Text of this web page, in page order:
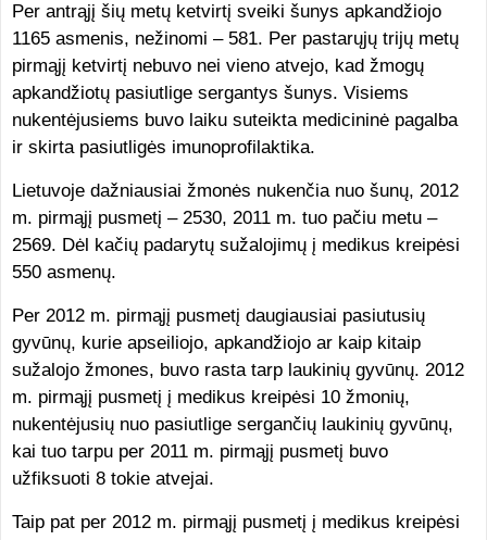
Per antrąjį šių metų ketvirtį sveiki šunys apkandžiojo
1165 asmenis, nežinomi – 581. Per pastarųjų trijų metų
pirmąjį ketvirtį nebuvo nei vieno atvejo, kad žmogų
apkandžiotų pasiutlige sergantys šunys. Visiems
nukentėjusiems buvo laiku suteikta medicininė pagalba
ir skirta pasiutligės imunoprofilaktika.
Lietuvoje dažniausiai žmonės nukenčia nuo šunų, 2012
m. pirmąjį pusmetį – 2530, 2011 m. tuo pačiu metu –
2569. Dėl kačių padarytų sužalojimų į medikus kreipėsi
550 asmenų.
Per 2012 m. pirmąjį pusmetį daugiausiai pasiutusių
gyvūnų, kurie apseiliojo, apkandžiojo ar kaip kitaip
sužalojo žmones, buvo rasta tarp laukinių gyvūnų. 2012
m. pirmąjį pusmetį į medikus kreipėsi 10 žmonių,
nukentėjusių nuo pasiutlige sergančių laukinių gyvūnų,
kai tuo tarpu per 2011 m. pirmąjį pusmetį buvo
užfiksuoti 8 tokie atvejai.
Taip pat per 2012 m. pirmąjį pusmetį į medikus kreipėsi